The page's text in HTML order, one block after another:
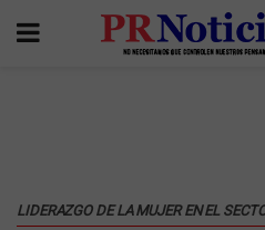
LIDERAZGO DE LA MUJER EN EL